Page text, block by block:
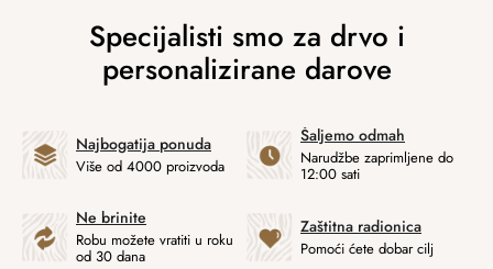
Najbogatija ponuda
Više od 4000 proizvoda
Šaljemo odmah
Narudžbe zaprimljene do
12:00 sati
Ne brinite
Robu možete vratiti u roku
od 30 dana
Zaštitna radionica
Pomoći ćete dobar cilj